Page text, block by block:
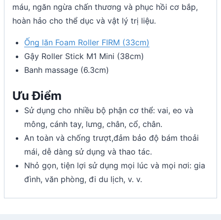
máu, ngăn ngừa chấn thương và phục hồi cơ bắp,
hoàn hảo cho thể dục và vật lý trị liệu.
Ống lăn Foam Roller FIRM (33cm)
Gậy Roller Stick M1 Mini (38cm)
Banh massage (6.3cm)
Ưu Điểm
Sử dụng cho nhiều bộ phận cơ thể: vai, eo và
mông, cánh tay, lưng, chân, cổ, chân.
An toàn và chống trượt,đảm bảo độ bám thoải
mái, dễ dàng sử dụng và thao tác.
Nhỏ gọn, tiện lợi sử dụng mọi lúc và mọi nơi: gia
đình, văn phòng, đi du lịch, v. v.